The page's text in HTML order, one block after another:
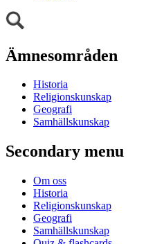
Ämnesområden
Historia
Religionskunskap
Geografi
Samhällskunskap
Secondary menu
Om oss
Historia
Religionskunskap
Geografi
Samhällskunskap